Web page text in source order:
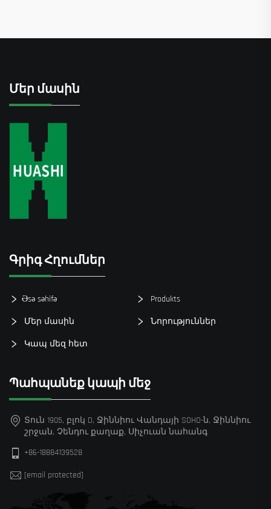
Մեր մասին
Գրիգ Հղումներ
Əsə səhifə Produkts
Մեր մասին Նորություններ
Կապ մեզ հետ
Պահպանեք կապի մեջ
Տուն 1905, բլոկ D, Ջիննիու Վանդայի SOHO-ն, Ջիննիու
շրջան, Չենդու քաղաք, Սիչուան նահանգ
+86-18884139528
[email protected]